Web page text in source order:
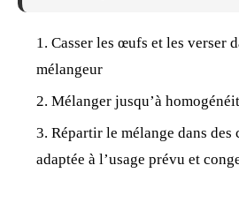
Casser les œufs et les verser
mélangeur
Mélanger jusqu’à
Répartir le mélange dans des
adaptée à l’usage prévu et